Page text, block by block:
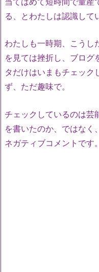
る、とわたしは認識して
わたしも一時期、こうし
を見ては挫折し、ブログ
タだけはいまもチェック
ず、ただ趣味で。
チェックしているのは芸
を書いたのか、ではなく
ネガティブコメントです。